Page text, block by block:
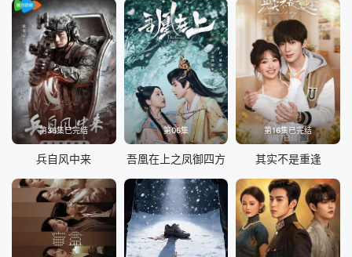
第36集已完结
兵自风中来
第06集
吾凰在上之凤御四方
第16集已完结
其实不是重逢